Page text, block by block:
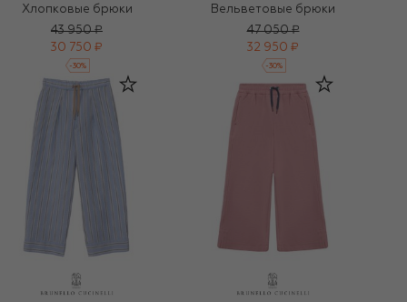
Хлопковые брюки
43 950 ₽
30 750 ₽
-30%
Вельветовые брюки
47 050 ₽
32 950 ₽
-30%